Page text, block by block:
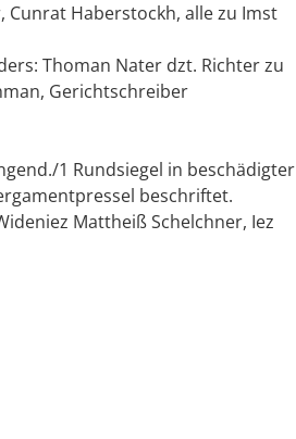
Cunrat Haberstockh, alle zu Imst
Thoman Nater dzt. Richter zu
Gerichtschreiber
1 Rundsiegel in beschädigter
beschriftet.
Mattheiß Schelchner, Iez